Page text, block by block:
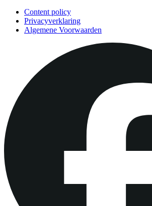
Content policy
Privacyverklaring
Algemene Voorwaarden